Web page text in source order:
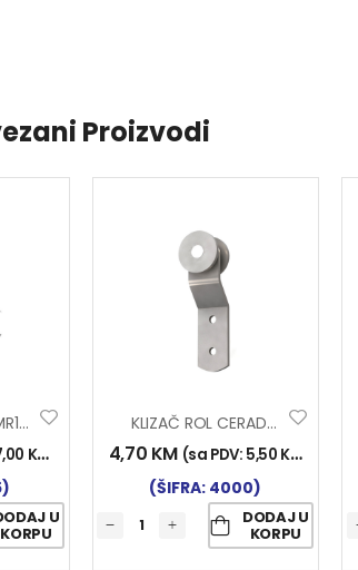
Proizvodi
KLIZAČ-LEŽAJ KMR11 26×9 L17mm
KM
U
KORPU
KLIZAČ ROL CERADE Y-49
4,70 KM (sa PDV: 5,50 KM
(ŠIFRA: 4000)
DODAJ U
KORPU